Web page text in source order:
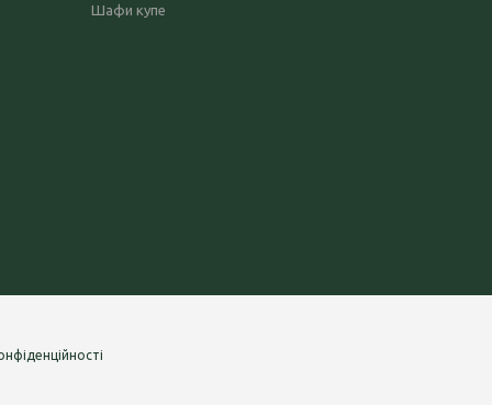
Шафи купе